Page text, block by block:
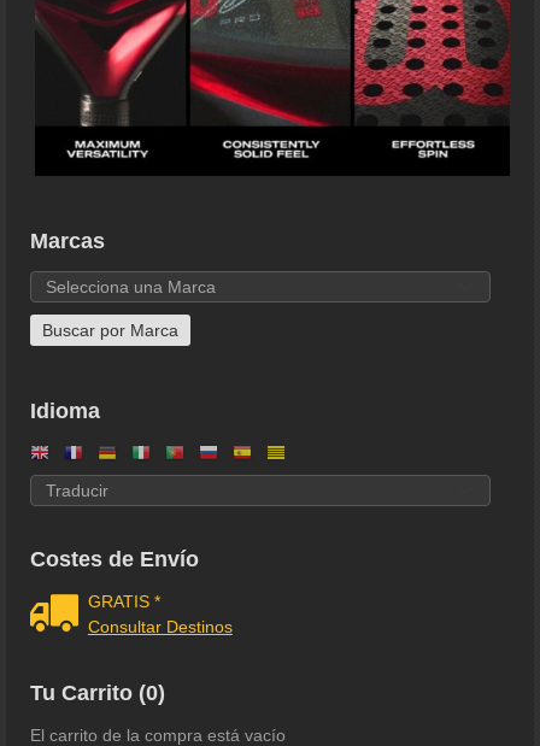
Marcas
Idioma
Costes de Envío
GRATIS *
Consultar Destinos
Tu Carrito (0)
El carrito de la compra está vacío